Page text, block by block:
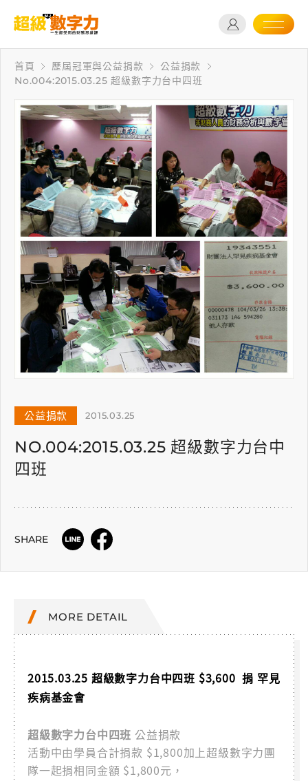
首頁 歷屆冠軍與公益捐款
公益捐款
No.004:2015.03.25 超級數字力台中四班
公益捐款 2015.03.25
NO.004:2015.03.25 超級數字力台中
四班
SHARE
MORE DETAIL
2015.03.25 超級數字力台中四班 $3,600 捐 罕見
疾病基金會
超級數字力台中四班 公益捐款
活動中由學員合計捐款 $1,800加上超級數字力團
隊一起捐相同金額 $1,800元，